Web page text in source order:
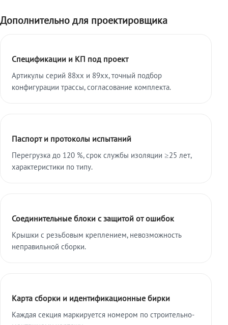
Дополнительно для проектировщика
Спецификации и КП под проект
Артикулы серий 88xx и 89xx, точный подбор
конфигурации трассы, согласование комплекта.
Паспорт и протоколы испытаний
Перегрузка до 120 %, срок службы изоляции ≥25 лет,
характеристики по типу.
Соединительные блоки с защитой от ошибок
Крышки с резьбовым креплением, невозможность
неправильной сборки.
Карта сборки и идентификационные бирки
Каждая секция маркируется номером по строительно-